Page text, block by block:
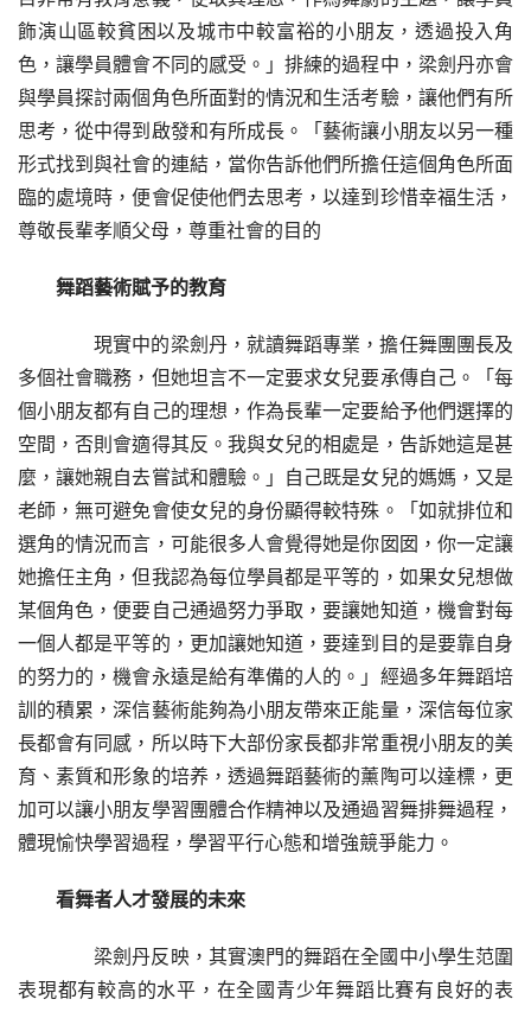
飾演山區較貧困以及城市中較富裕的小朋友，透過投入角
色，讓學員體會不同的感受。」排練的過程中，梁劍丹亦會
與學員探討兩個角色所面對的情況和生活考驗，讓他們有所
思考，從中得到啟發和有所成長。「藝術讓小朋友以另一種
形式找到與社會的連結，當你告訴他們所擔任這個角色所面
臨的處境時，便會促使他們去思考，以達到珍惜幸福生活，
尊敬長輩孝順父母，尊重社會的目的
舞蹈藝術賦予的教育
現實中的梁劍丹，就讀舞蹈專業，擔任舞團團長及
多個社會職務，但她坦言不一定要求女兒要承傳自己。「每
個小朋友都有自己的理想，作為長輩一定要給予他們選擇的
空間，否則會適得其反。我與女兒的相處是，告訴她這是甚
麼，讓她親自去嘗試和體驗。」自己既是女兒的媽媽，又是
老師，無可避免會使女兒的身份顯得較特殊。「如就排位和
選角的情況而言，可能很多人會覺得她是你囡囡，你一定讓
她擔任主角，但我認為每位學員都是平等的，如果女兒想做
某個角色，便要自己通過努力爭取，要讓她知道，機會對每
一個人都是平等的，更加讓她知道，要達到目的是要靠自身
的努力的，機會永遠是給有準備的人的。」經過多年舞蹈培
訓的積累，深信藝術能夠為小朋友帶來正能量，深信每位家
長都會有同感，所以時下大部份家長都非常重視小朋友的美
育、素質和形象的培养，透過舞蹈藝術的薰陶可以達標，更
加可以讓小朋友學習團體合作精神以及通過習舞排舞過程，
體現愉快學習過程，學習平行心態和增強競爭能力。
看舞者人才發展的未來
梁劍丹反映，其實澳門的舞蹈在全國中小學生范圍
表現都有較高的水平，在全國青少年舞蹈比賽有良好的表